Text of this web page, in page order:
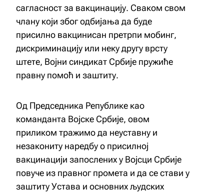
сагласност за вакцинацију. Сваком свом
члану који због одбијања да буде
присилно вакцинисан претрпи мобинг,
дискриминацију или неку другу врсту
штете, Војни синдикат Србије пружиће
правну помоћ и заштиту.
Од Председника Републике као
команданта Војске Србије, овом
приликом тражимо да неуставну и
незакониту наредбу о присилној
вакцинацији запослених у Војсци Србије
повуче из правног промета и да се стави у
заштиту Устава и основних људских